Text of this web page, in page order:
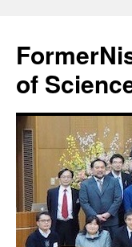
of